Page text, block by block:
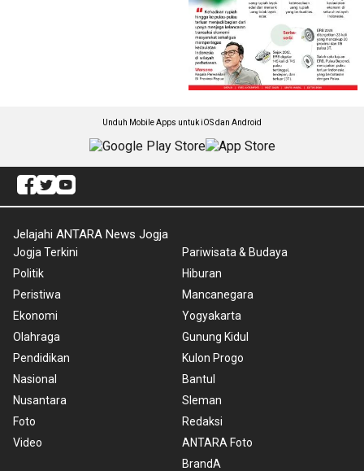
Unduh Mobile Apps untuk iOS dan Android
Jelajahi ANTARA News Jogja
Jogja Terkini
Politik
Peristiwa
Ekonomi
Olahraga
Pendidikan
Nasional
Nusantara
Foto
Video
Pariwisata & Budaya
Hiburan
Mancanegara
Yogyakarta
Gunung Kidul
Kulon Progo
Bantul
Sleman
Redaksi
ANTARA Foto
BrandA